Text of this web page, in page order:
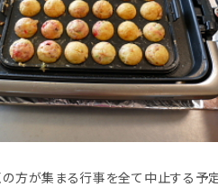
の方が集まる行事を全て中止する予定